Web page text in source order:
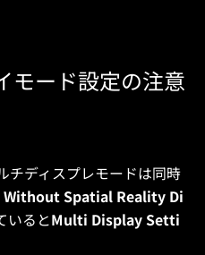
モード設定の注意
チディスプレモードは同時
Without Spatial Reality Di
いるとMulti Display Setti